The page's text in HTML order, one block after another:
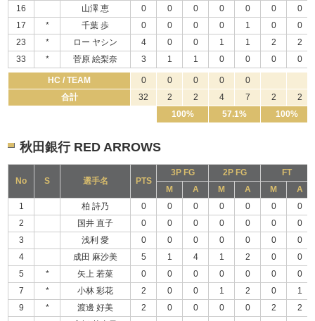
16
山澤 恵 0 0 0 0 0 0
0
17
* 千葉 歩 0 0 0 0 1 0
0
23
* ロー ヤシン 4 0 0 1 1 2
2
33
* 菅原 絵梨奈 3 1 1 0 0 0 0
HC / TEAM 0 0 0 0
0
合計
32 2 2 4 7 2
2
100%
57.1% 100%
秋田銀行 RED ARROWS
No S 選手名 PTS
3P FG 2P FG
FT
M
A M A M
A
1
柏 詩乃 0 0 0 0 0 0
0
2
国井 直子 0 0 0 0 0 0
0
3
浅利 愛 0 0 0 0 0 0
0
4
成田 麻沙美 5 1 4 1 2 0
0
5
* 矢上 若菜 0 0 0 0 0 0
0
7
* 小林 彩花 2 0 0 1 2 0
1
9
* 渡邊 好美 2 0 0 0 0 2
2